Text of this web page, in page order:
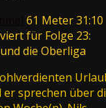
61 Meter31:10
für Folge 23:
die Oberliga
sprechen über